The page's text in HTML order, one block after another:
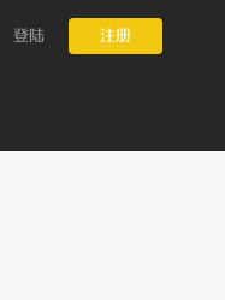
登陆 注册